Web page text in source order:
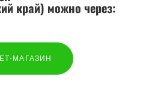
край) можно через:
МАГАЗИН